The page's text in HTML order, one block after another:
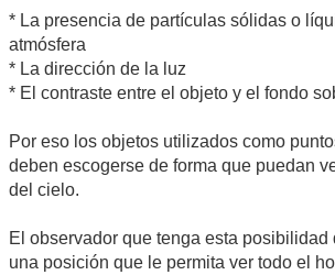
* La presencia de partículas sólidas o
atmósfera
* La dirección de la luz
* El contraste entre el objeto y el fondo
Por eso los objetos utilizados como
deben escogerse de forma que puedan
del cielo.
El observador que tenga esta posibilidad
una posición que le permita ver todo el